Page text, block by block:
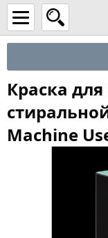
Краска
Machine